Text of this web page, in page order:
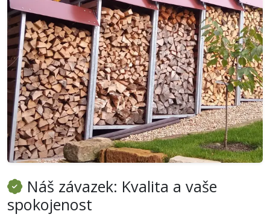
Náš závazek: Kvalita a vaše
spokojenost